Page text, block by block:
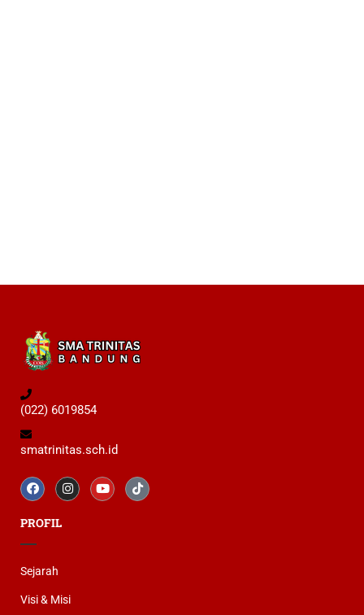
(022) 6019854
smatrinitas.sch.id
PROFIL
Sejarah
Visi & Misi